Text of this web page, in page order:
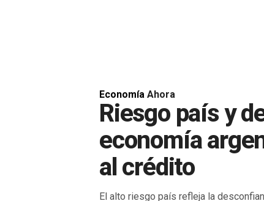
Economía Ahora
Riesgo país y
economía
al crédito
El alto riesgo país refleja la